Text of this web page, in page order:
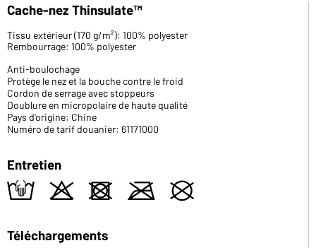
Cache-nez Thinsulate™
Tissu extérieur (170 g/m²): 100% polyester
Rembourrage: 100% polyester
Anti-boulochage
Protège le nez et la bouche contre le froid
Cordon de serrage avec stoppeurs
Doublure en micropolaire de haute qualité
Pays d'origine: Chine
Numéro de tarif douanier: 61171000
Entretien
t o d m U
Téléchargements